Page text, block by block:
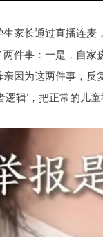
家长通过直播连
件事：一是，自
因为这两件事，
辑’，把正常的儿